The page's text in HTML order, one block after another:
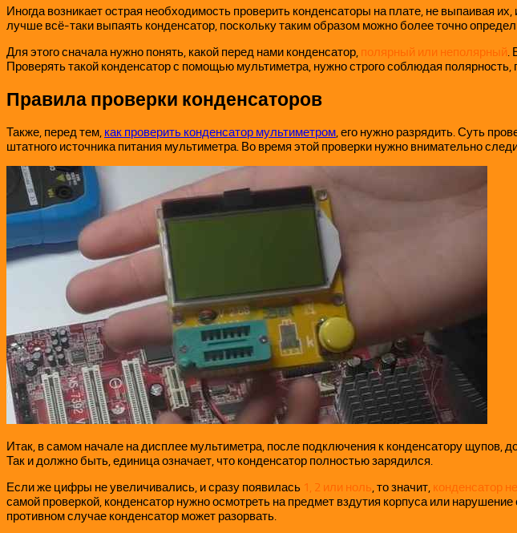
Иногда возникает острая необходимость проверить конденсаторы на плате, не выпаивая
лучше всё-таки выпаять конденсатор, поскольку таким образом можно более точно
Для этого сначала нужно понять, какой перед нами конденсатор, полярный или неполярный.
Проверять такой конденсатор с помощью мультиметра, нужно строго соблюдая
Правила проверки конденсаторов
Также, перед тем, как проверить конденсатор мультиметром, его нужно разрядить. Суть
штатного источника питания мультиметра. Во время этой проверки нужно внимательно
Итак, в самом начале на дисплее мультиметра, после подключения к конденсатору щупов,
Так и должно быть, единица означает, что конденсатор полностью зарядился.
Если же цифры не увеличивались, и сразу появилась 1, 2 или ноль, то значит, конденсатор
самой проверкой, конденсатор нужно осмотреть на предмет вздутия корпуса или
противном случае конденсатор может разорвать.